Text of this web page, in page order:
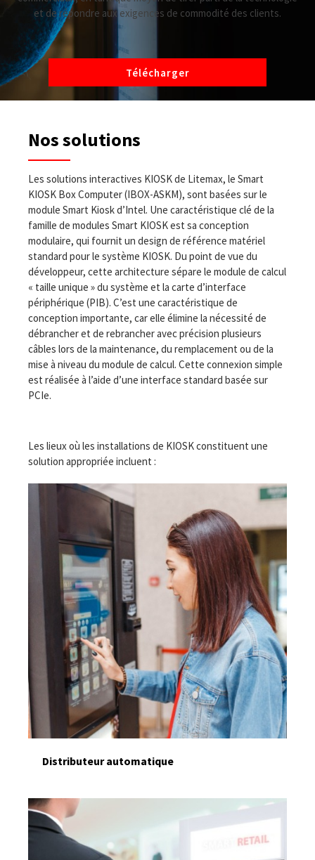
et de répondre aux exigences de commodité des clients.
Télécharger
Nos solutions
Les solutions interactives KIOSK de Litemax, le Smart
KIOSK Box Computer (IBOX-ASKM), sont basées sur le
module Smart Kiosk d’Intel. Une caractéristique clé de la
famille de modules Smart KIOSK est sa conception
modulaire, qui fournit un design de référence matériel
standard pour le système KIOSK. Du point de vue du
développeur, cette architecture sépare le module de calcul
« taille unique » du système et la carte d’interface
périphérique (PIB). C’est une caractéristique de
conception importante, car elle élimine la nécessité de
débrancher et de rebrancher avec précision plusieurs
câbles lors de la maintenance, du remplacement ou de la
mise à niveau du module de calcul. Cette connexion simple
est réalisée à l’aide d’une interface standard basée sur
PCIe.
Les lieux où les installations de KIOSK constituent une
solution appropriée incluent :
Distributeur automatique